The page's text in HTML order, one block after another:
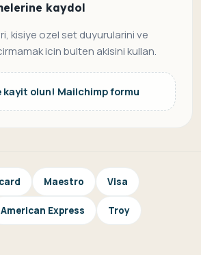
kaydol
kisiye ozel set duyurularini ve
icin bulten akisini kullan.
kayit olun! Mailchimp formu
Maestro Visa
American Express Troy